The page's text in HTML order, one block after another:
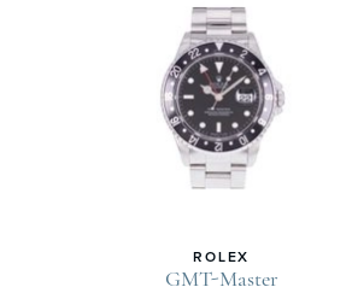
ROLEX
GMT-Master